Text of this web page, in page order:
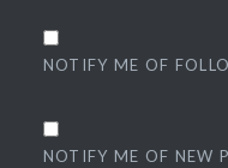
NOTIFY ME OF
NOTIFY ME OF NEW